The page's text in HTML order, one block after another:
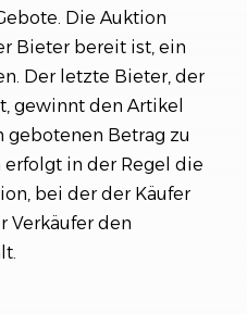
Die Auktion
Bieter bereit ist, ein
Der letzte Bieter, der
gewinnt den Artikel
Betrag zu
erfolgt in der Regel die
bei der der Käufer
Verkäufer den